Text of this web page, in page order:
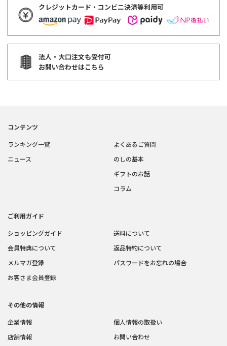
クレジットカード・コンビニ決済等利用可
法人・大口注文も受付可
お問い合わせはこちら
コンテンツ
ランキング一覧
ニュース
よくあるご質問
のしの基本
ギフトのお話
コラム
ご利用ガイド
ショッピングガイド
会員特典について
メルマガ登録
お客さま会員登録
送料について
返品特約について
パスワードをお忘れの場合
その他の情報
企業情報
店舗情報
個人情報の取扱い
お問い合わせ